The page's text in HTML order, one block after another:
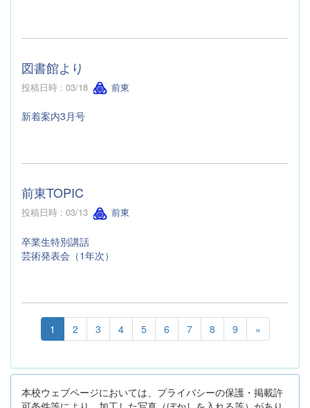
図書館より
投稿日時 : 03/18 前東
新着案内3月号
前東TOPIC
投稿日時 : 03/13 前東
卒業生特別講話
芸術発表会（1年次）
1 2 3 4 5 6 7 8 9 »
本校ウェブページにおいては、プライバシーの保護・掲載許